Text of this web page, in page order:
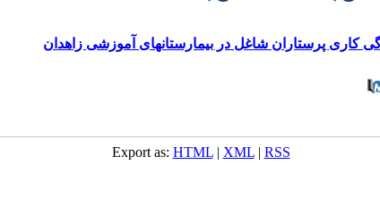
کاری پرستاران شاغل در بیمارستانهای آموزشی زاهدان
Export as: HTML| XML| RSS